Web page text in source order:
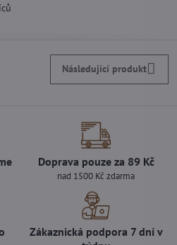
Následující produkt
Doprava pouze za 89 Kč
nad 1500 Kč zdarma
Zákaznická podpora 7 dní v